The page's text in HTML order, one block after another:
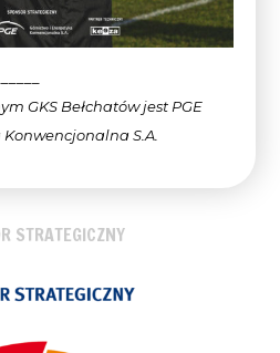
GKS Bełchatów jest PGE
Konwencjonalna S.A.
STRATEGICZNY